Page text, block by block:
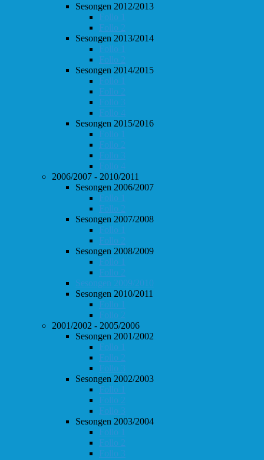
Sesongen 2012/2013
Follo 1
Follo 2
Sesongen 2013/2014
Follo 1
Follo 2
Sesongen 2014/2015
Follo 1
Follo 2
Follo 3
Follo 4
Sesongen 2015/2016
Follo 1
Follo 2
Follo 3
Follo 4
2006/2007 - 2010/2011
Sesongen 2006/2007
Follo 1
Follo 2
Sesongen 2007/2008
Follo 1
Follo 2
Sesongen 2008/2009
Follo 1
Follo 2
Sesongen 2009/2010
Sesongen 2010/2011
Follo 1
Follo 2
2001/2002 - 2005/2006
Sesongen 2001/2002
Follo 1
Follo 2
Follo 3
Sesongen 2002/2003
Follo 1
Follo 2
Follo 3
Sesongen 2003/2004
Follo 1
Follo 2
Follo 3